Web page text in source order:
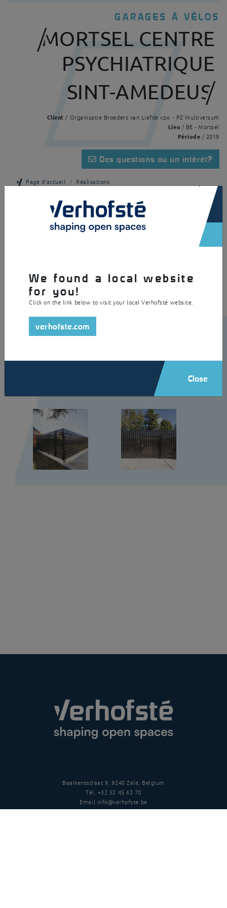
GARAGES À VÉLOS
MORTSEL CENTRE
PSYCHIATRIQUE
SINT-AMEDEUS
Client / Organisatie Broeders van Liefde vzw - PZ Multiversum
Lieu / BE - Mortsel
Période / 2019
Des questions ou un intérêt?
Page d'accueil
Réalisations
Cet Omnipark plus grand servant de garage à vélos verrouillable est
construit en acier galvanisé et thermolaqué avec des parois profilées
Baaikensstraat 9, 9240 Zele, Belgium
Tél. +32 52 45 63 70
Email info@verhofste.be
TVABE0439 215 109
×
We found a local website
for you!
Click on the link below to visit your local Verhofsté website.
verhofste.com
Close